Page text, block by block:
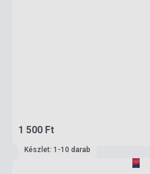
1 500 Ft
Készlet: 1-10 darab